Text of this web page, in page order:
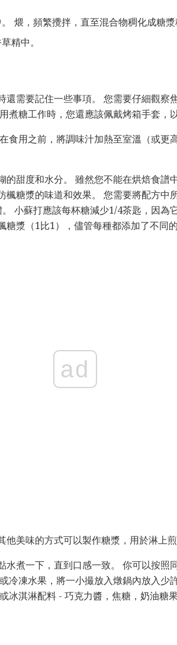
煨，頻繁攪拌，直至混合物稠化成糖漿
精中。
還需要記住一些事項。 您需要仔細觀察
煮糖工作時，您還應該佩戴烤箱手套，
食用之前，將調味汁加熱至室溫（或更
的甜度和水分。 雖然您不能在烘焙食譜
楓糖漿的味道和效果。 您需要將配方中
小蘇打應該每杯糖減少1/4茶匙，因為
漿（1比1），儘管每種都添加了不同的
ad
美味的方式可以製作糖漿，用於淋上煎
水煮一下，直到口感一致。 你可以按照
冷凍水果，將一小撮放入燉鍋內放入少
冰淇淋配料 - 巧克力醬，焦糖，奶油糖